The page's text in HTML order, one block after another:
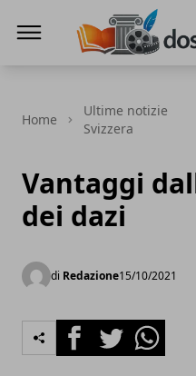
Home
Ultime notizie
Svizzera
Vantaggi
dei dazi
di Redazione15/10/2021
FacebookTwitterWhatsapp